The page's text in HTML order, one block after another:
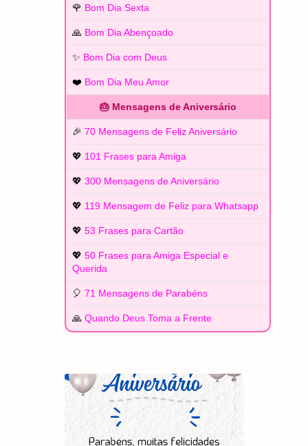
🌹 Bom Dia Sexta
🙏 Bom Dia Abençoado
✨ Bom Dia com Deus
❤️ Bom Dia Meu Amor
🎂 Mensagens de Aniversário
🎉 70 Mensagens de Feliz Aniversário
💖 101 Frases para Amiga
💖 300 Mensagens de Aniversário
💖 119 Mensagem de Feliz para Whatsapp
💖 53 Frases para Cartão
💖 50 Frases para Amiga Especial e
Querida
🎈 71 Mensagens de Parabéns
🙏 Quando Deus Toma a Frente